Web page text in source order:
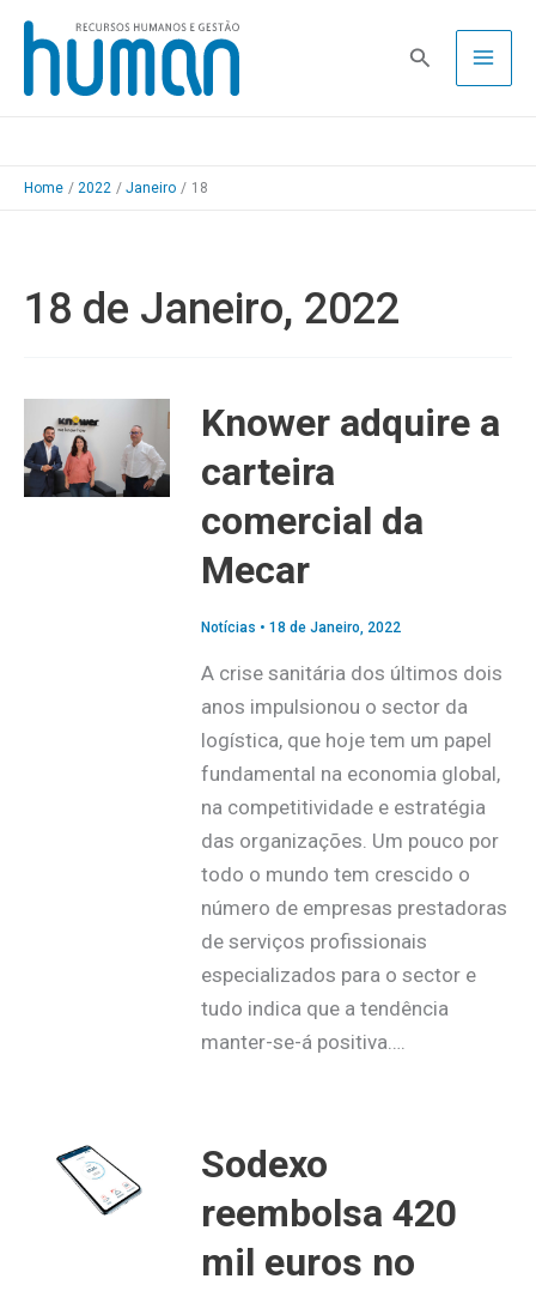
Skip
content
Pesquisa
Home 2022 Janeiro 18
18 de Janeiro, 2022
Knower adquire a
carteira
comercial da
Mecar
Notícias • 18 de Janeiro, 2022
A crise sanitária dos últimos dois
anos impulsionou o sector da
logística, que hoje tem um papel
fundamental na economia global,
na competitividade e estratégia
das organizações. Um pouco por
todo o mundo tem crescido o
número de empresas prestadoras
de serviços profissionais
especializados para o sector e
tudo indica que a tendência
manter-se-á positiva….
Sodexo
reembolsa 420
mil euros no